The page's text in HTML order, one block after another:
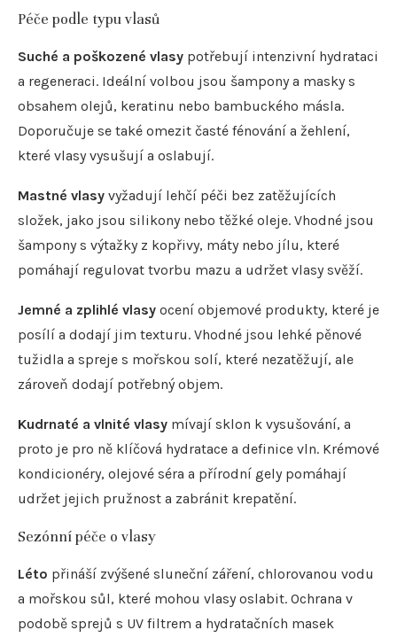
Péče podle typu vlasů
Suché a poškozené vlasy potřebují intenzivní hydrataci
a regeneraci. Ideální volbou jsou šampony a masky s
obsahem olejů, keratinu nebo bambuckého másla.
Doporučuje se také omezit časté fénování a žehlení,
které vlasy vysušují a oslabují.
Mastné vlasy vyžadují lehčí péči bez zatěžujících
složek, jako jsou silikony nebo těžké oleje. Vhodné jsou
šampony s výtažky z kopřivy, máty nebo jílu, které
pomáhají regulovat tvorbu mazu a udržet vlasy svěží.
Jemné a zplihlé vlasy ocení objemové produkty, které je
posílí a dodají jim texturu. Vhodné jsou lehké pěnové
tužidla a spreje s mořskou solí, které nezatěžují, ale
zároveň dodají potřebný objem.
Kudrnaté a vlnité vlasy mívají sklon k vysušování, a
proto je pro ně klíčová hydratace a definice vln. Krémové
kondicionéry, olejové séra a přírodní gely pomáhají
udržet jejich pružnost a zabránit krepatění.
Sezónní péče o vlasy
Léto přináší zvýšené sluneční záření, chlorovanou vodu
a mořskou sůl, které mohou vlasy oslabit. Ochrana v
podobě sprejů s UV filtrem a hydratačních masek